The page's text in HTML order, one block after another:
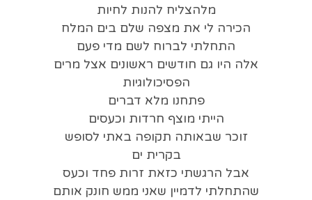
מלהצליח להנות לחיות
הכירה לי את מצפה שלם בים המלח
התחלתי לברוח לשם מדי פעם
אלה היו גם חודשים ראשונים אצל מרים
הפסיכולוגיות
פתחנו מלא דברים
הייתי מוצף חרדות וכעסים
זוכר שבאותה תקופה באתי לסופש
בקרית ים
אבל הרגשתי כזאת זרות פחד וכעס
שהתחלתי לדמיין שאני ממש חונק אותם